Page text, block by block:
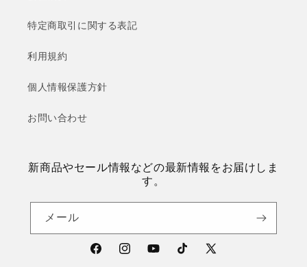
特定商取引に関する表記
利用規約
個人情報保護方針
お問い合わせ
新商品やセール情報などの最新情報をお届けしま
す。
メール
FacebookInstagramYouTubeTikTok
X